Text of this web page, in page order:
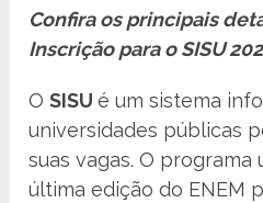
Confira os principais
Inscrição para o SISU
OSISUé um sistema
universidades públicas
suas vagas. O programa
última edição do ENEM